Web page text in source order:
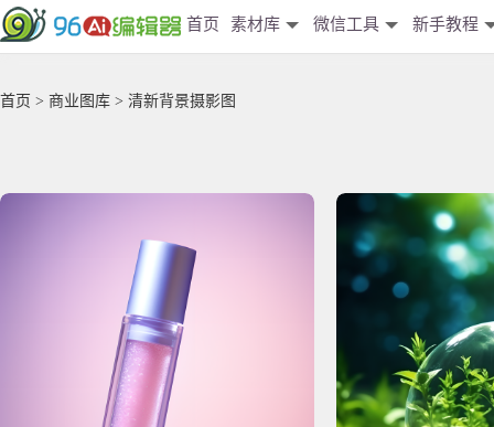
首页 素材库 微信工具 新手教程
首页 > 商业图库 > 清新背景摄影图